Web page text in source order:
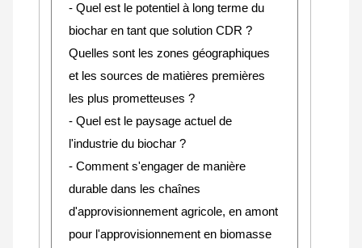
- Quel est le potentiel à long terme du
biochar en tant que solution CDR ?
Quelles sont les zones géographiques
et les sources de matières premières
les plus prometteuses ?
- Quel est le paysage actuel de
l'industrie du biochar ?
- Comment s'engager de manière
durable dans les chaînes
d'approvisionnement agricole, en amont
pour l'approvisionnement en biomasse